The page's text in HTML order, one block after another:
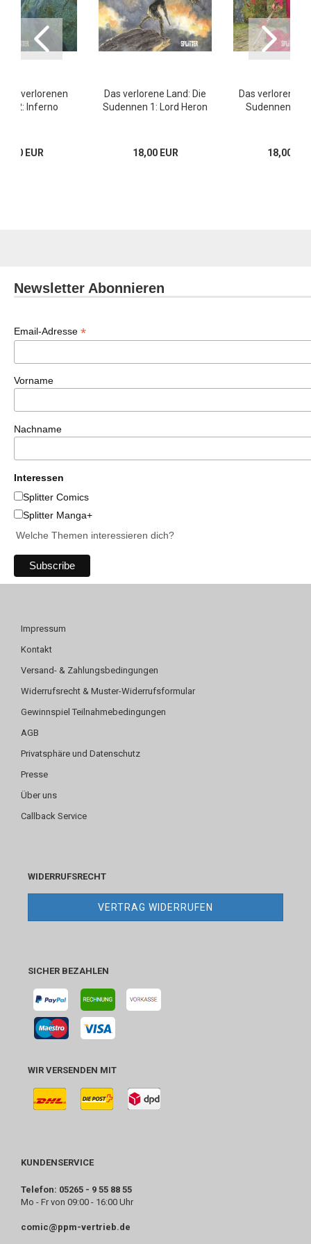
des verlorenen
2: Inferno
EUR
Das verlorene Land: Die
Sudennen 1: Lord Heron
18,00 EUR
Das verlorene
Sudennen 2:
18,00
Newsletter Abonnieren
Email-Adresse *
Vorname
Nachname
Interessen
Splitter Comics
Splitter Manga+
Welche Themen interessieren dich?
Impressum
Kontakt
Versand- & Zahlungsbedingungen
Widerrufsrecht & Muster-Widerrufsformular
Gewinnspiel Teilnahmebedingungen
AGB
Privatsphäre und Datenschutz
Presse
Über uns
Callback Service
WIDERRUFSRECHT
VERTRAG WIDERRUFEN
SICHER BEZAHLEN
WIR VERSENDEN MIT
KUNDENSERVICE
Telefon: 05265 - 9 55 88 55
Mo - Fr von 09:00 - 16:00 Uhr
comic@ppm-vertrieb.de